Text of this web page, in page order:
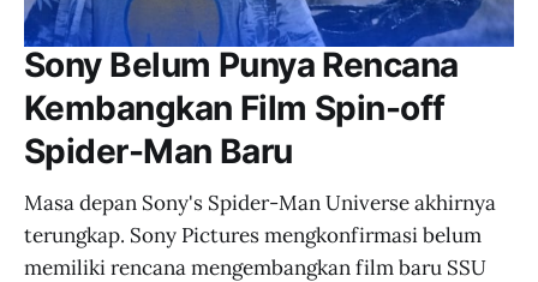
Sony Belum Punya Rencana
Kembangkan Film Spin-off
Spider-Man Baru
Masa depan Sony's Spider-Man Universe akhirnya
terungkap. Sony Pictures mengkonfirmasi belum
memiliki rencana mengembangkan film baru SSU